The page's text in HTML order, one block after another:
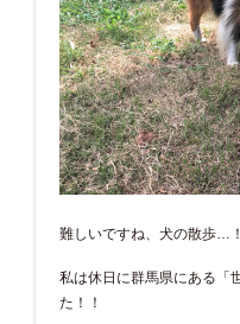
難しいですね、犬の散歩…
私は休日に群馬県にある「
た！！